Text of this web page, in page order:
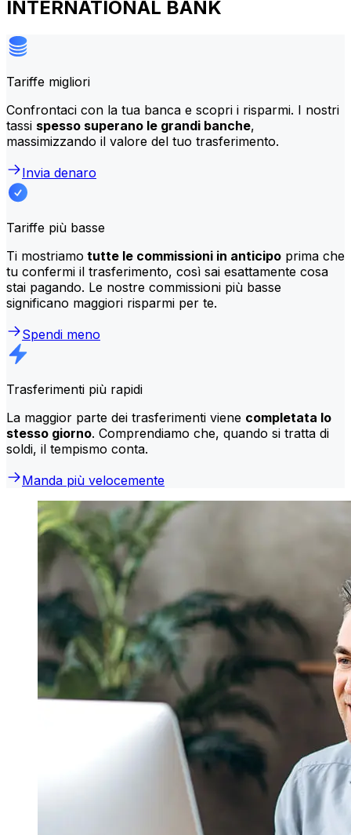
INTERNATIONAL BANK
Tariffe migliori
Confrontaci con la tua banca e scopri i risparmi. I nostri
tassi spesso superano le grandi banche,
massimizzando il valore del tuo trasferimento.
Invia denaro
Tariffe più basse
Ti mostriamo tutte le commissioni in anticipo prima che
tu confermi il trasferimento, così sai esattamente cosa
stai pagando. Le nostre commissioni più basse
significano maggiori risparmi per te.
Spendi meno
Trasferimenti più rapidi
La maggior parte dei trasferimenti viene completata lo
stesso giorno. Comprendiamo che, quando si tratta di
soldi, il tempismo conta.
Manda più velocemente